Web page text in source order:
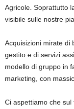
Agricole. Soprattutto
visibile sulle nostre
Acquisizioni mirate di
gestito e di servizi
modello di gruppo in
marketing, con
Ci aspettiamo che